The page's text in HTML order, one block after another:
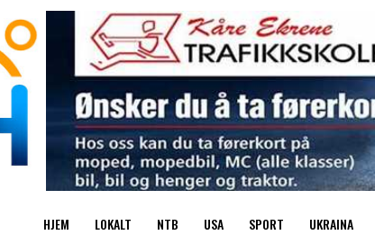
HJEM LOKALT NTB USA SPORT UKRAINA